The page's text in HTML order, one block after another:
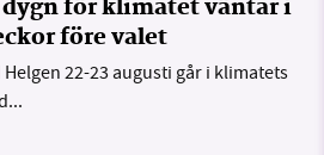
för klimatet väntar i
före valet
Helgen 22-23 augusti går i klimatets